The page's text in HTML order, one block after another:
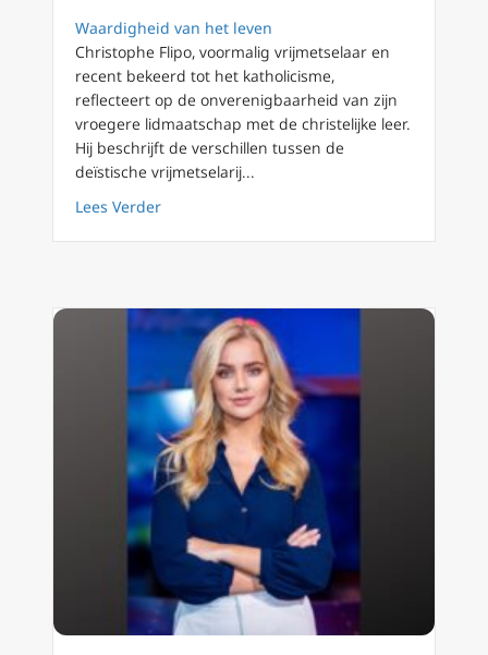
Waardigheid van het leven
Christophe Flipo, voormalig vrijmetselaar en
recent bekeerd tot het katholicisme,
reflecteert op de onverenigbaarheid van zijn
vroegere lidmaatschap met de christelijke leer.
Hij beschrijft de verschillen tussen de
deïstische vrijmetselarij...
Lees Verderabout Vrijmetselaars: verwarring onder